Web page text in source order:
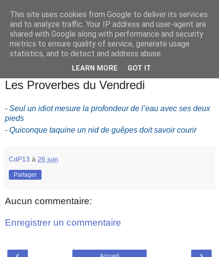
Les Proverbes du Vendredi
- Seul un idiot mesure la profondeur de l’eau avec ses deux
pieds
- Quiconque taquine un nid de guêpes doit savoir courir
CdP13 à 26 juin
Partager
Aucun commentaire:
Enregistrer un commentaire
This site uses cookies from Google to deliver its services
and to analyze traffic. Your IP address and user-agent are
shared with Google along with performance and security
metrics to ensure quality of service, generate usage
statistics, and to detect and address abuse.
LEARN MORE GOT IT